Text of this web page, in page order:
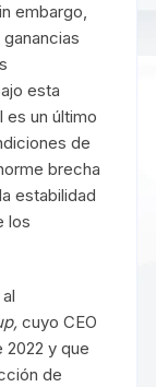
embargo,
esta
es un último
de
brecha
estabilidad
los
cuyo CEO
y que
de